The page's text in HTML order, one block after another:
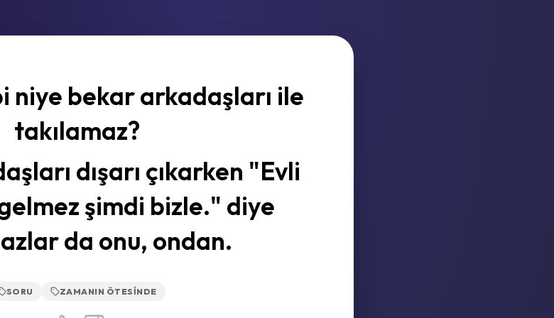
niye bekar arkadaşları ile
takılamaz?
dışarı çıkarken "Evli
şimdi bizle." diye
da onu, ondan.
SORU ZAMANIN ÖTESINDE